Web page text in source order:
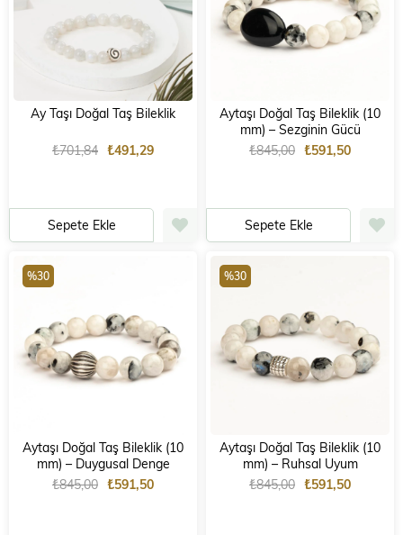
Ay Taşı Doğal Taş Bileklik
₺491,29
₺701,84
Sepete Ekle
Aytaşı Doğal Taş Bileklik (10
mm) – Sezginin Gücü
₺591,50
₺845,00
Sepete Ekle
Aytaşı Doğal Taş Bileklik (10
mm) – Duygusal Denge
₺591,50
₺845,00
%30
Aytaşı Doğal Taş Bileklik (10
mm) – Ruhsal Uyum
₺591,50
₺845,00
%30